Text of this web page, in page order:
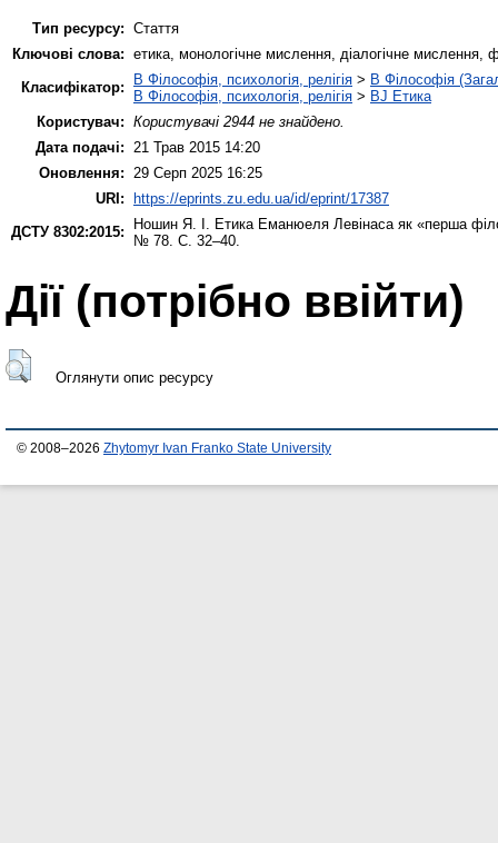
Тип ресурсу: Стаття
Ключові слова: етика, монологічне мислення, діалогічне мислення,
Класифікатор:
B Філософія, психологія, релігія > B Філософія
B Філософія, психологія, релігія > BJ Етика
Користувач: Користувачі 2944 не знайдено.
Дата подачі:
21 Трав 2015 14:20
Оновлення:
29 Серп 2025 16:25
URI: https://eprints.zu.edu.ua/id/eprint/17387
ДСТУ 8302:2015:
Ношин Я. І.
Етика Еманюеля Левінаса як «перша
№ 78. С. 32–40.
Дії ​​(потрібно ввійти)
Оглянути опис ресурсу
© 2008–2026 Zhytomyr Ivan Franko State University